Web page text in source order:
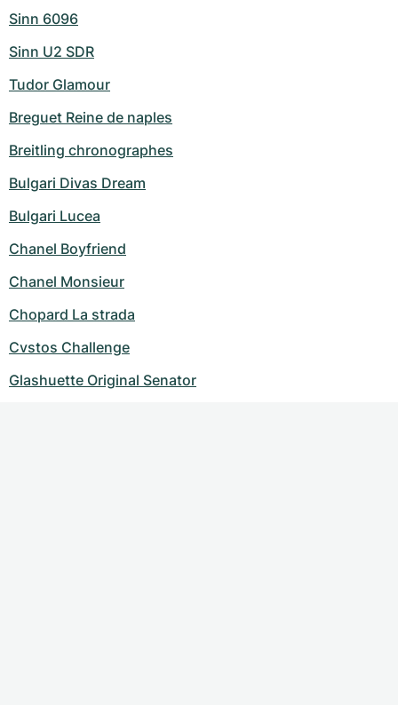
Sinn 6096
Sinn U2 SDR
Tudor Glamour
Breguet Reine de naples
Breitling chronographes
Bulgari Divas Dream
Bulgari Lucea
Chanel Boyfriend
Chanel Monsieur
Chopard La strada
Cvstos Challenge
Glashuette Original Senator